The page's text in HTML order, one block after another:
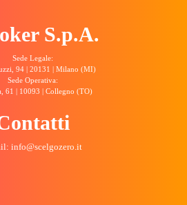
S.p.A.
Sede Legale:
94 | 20131 | Milano (MI)
Sede Operativa:
61 | 10093 | Collegno (TO)
info@scelgozero.it